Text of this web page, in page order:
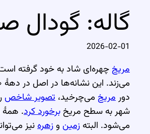
گاله: گودال
2026-02-01
مریخ چهره‌ای شاد به خود گرفته
می‌زند. این نشانه‌ها در اصل در دههٔ ۱۹۷۰ در تصاویری که توسط مدارگرد
دورمریخ می‌چرخید، تصویر شاخص
شهر به سطح مریخ برخورد کرد. همهٔ
می‌شود. البته زمینو زهرهنیز